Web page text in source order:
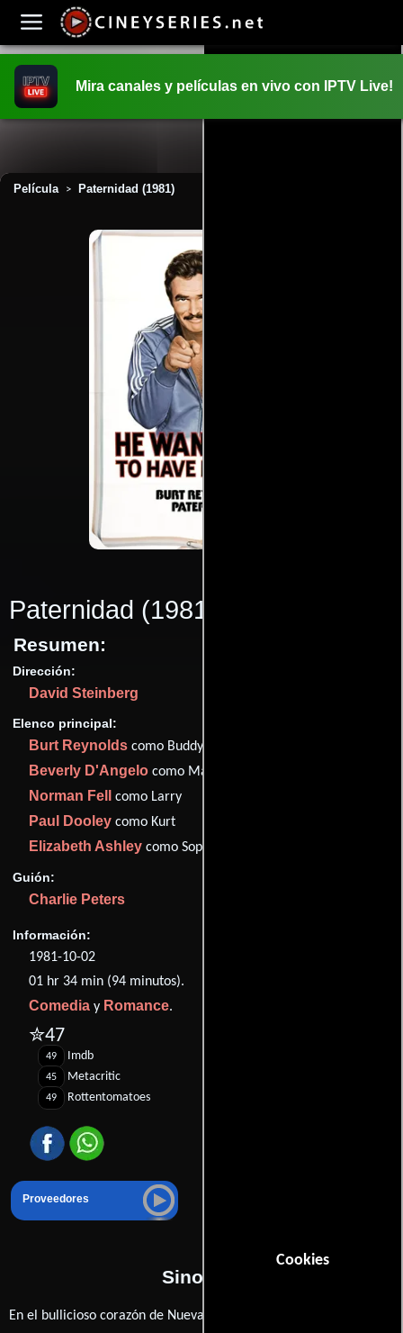
Cookies
Mira canales y películas en vivo con IPTV Live!
Película > Paternidad (1981)
Paternidad (1981)
Resumen:
Dirección:
David Steinberg
Elenco principal:
Burt Reynolds como Buddy Evans
Beverly D'Angelo como Maggie
Norman Fell como Larry
Paul Dooley como Kurt
Elizabeth Ashley como Sophia Thatcher
Guión:
Charlie Peters
Información:
1981-10-02
01 hr 34 min (94 minutos).
Comedia y Romance.
✮47
49 Imdb
45 Metacritic
49 Rottentomatoes
Proveedores
Sinopsis
En el bullicioso corazón de Nueva York, un exitoso gerente de